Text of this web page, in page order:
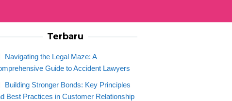
Terbaru
Navigating the Legal Maze: A
Guide to Accident Lawyers
Building Stronger Bonds: Key Principles
Best Practices in Customer Relationship